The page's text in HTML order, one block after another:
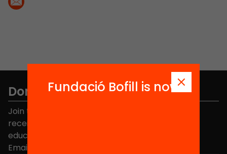
Don't miss anything.
Join the more than 40,000 people who already
receive news about initiatives and projects for
educational change in Catalonia.
Email address
Fundació Bofill is now